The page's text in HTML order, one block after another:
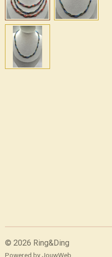
© 2026 Ring&Ding
Powered by JouwWeb